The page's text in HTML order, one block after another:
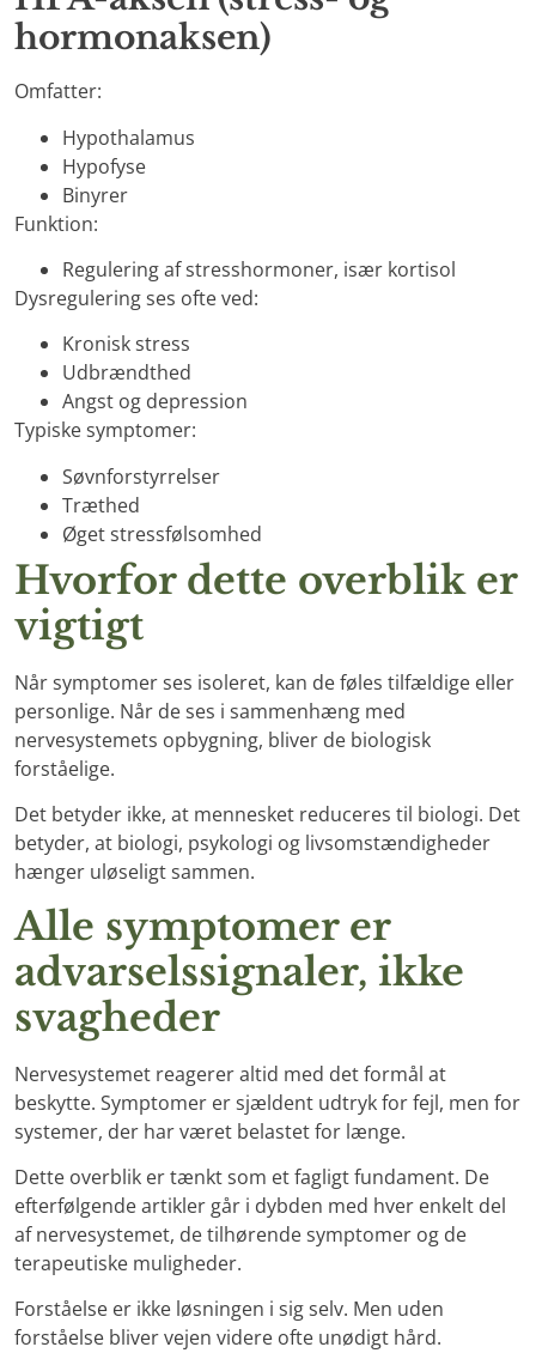
hormonaksen)
Omfatter:
Hypothalamus
Hypofyse
Binyrer
Funktion:
Regulering af stresshormoner, især kortisol
Dysregulering ses ofte ved:
Kronisk stress
Udbrændthed
Angst og depression
Typiske symptomer:
Søvnforstyrrelser
Træthed
Øget stressfølsomhed
Hvorfor dette overblik er
vigtigt
Når symptomer ses isoleret, kan de føles tilfældige eller
personlige. Når de ses i sammenhæng med
nervesystemets opbygning, bliver de biologisk
forståelige.
Det betyder ikke, at mennesket reduceres til biologi. Det
betyder, at biologi, psykologi og livsomstændigheder
hænger uløseligt sammen.
Alle symptomer er
advarselssignaler, ikke
svagheder
Nervesystemet reagerer altid med det formål at
beskytte. Symptomer er sjældent udtryk for fejl, men for
systemer, der har været belastet for længe.
Dette overblik er tænkt som et fagligt fundament. De
efterfølgende artikler går i dybden med hver enkelt del
af nervesystemet, de tilhørende symptomer og de
terapeutiske muligheder.
Forståelse er ikke løsningen i sig selv. Men uden
forståelse bliver vejen videre ofte unødigt hård.